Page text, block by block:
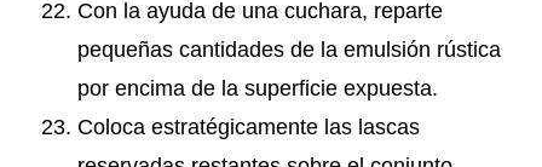
Con la ayuda de una cuchara, reparte
pequeñas cantidades de la emulsión rústica
por encima de la superficie expuesta.
Coloca estratégicamente las lascas